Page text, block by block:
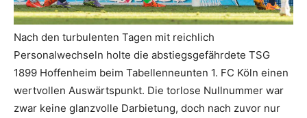
Nach den turbulenten Tagen mit reichlich
Personalwechseln holte die abstiegsgefährdete TSG
1899 Hoffenheim beim Tabellenneunten 1. FC Köln einen
wertvollen Auswärtspunkt. Die torlose Nullnummer war
zwar keine glanzvolle Darbietung, doch nach zuvor nur